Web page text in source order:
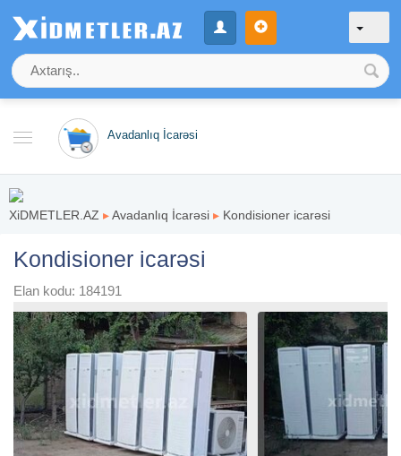
Avadanlıq İcarəsi
XiDMETLER.AZ ▸Avadanlıq İcarəsi ▸ Kondisioner icarəsi
Kondisioner icarəsi
Elan kodu: 184191